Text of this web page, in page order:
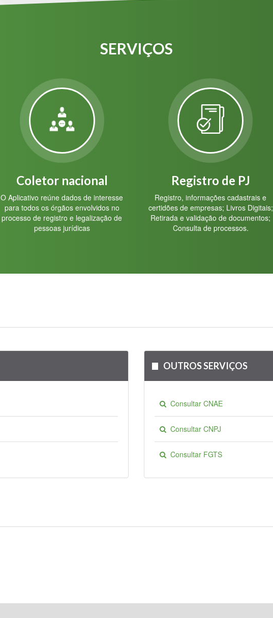
SERVIÇOS
Coletor nacional
O Aplicativo reúne dados de interesse
para todos os órgãos envolvidos no
processo de registro e legalização de
pessoas jurídicas
Registro de PJ
Registro, informações cadastrais e
certidões de empresas; Livros Digitais;
Retirada e validação de documentos;
Consulta de processos.
OUTROS SERVIÇOS
Consultar CNAE
Consultar CNPJ
Consultar FGTS